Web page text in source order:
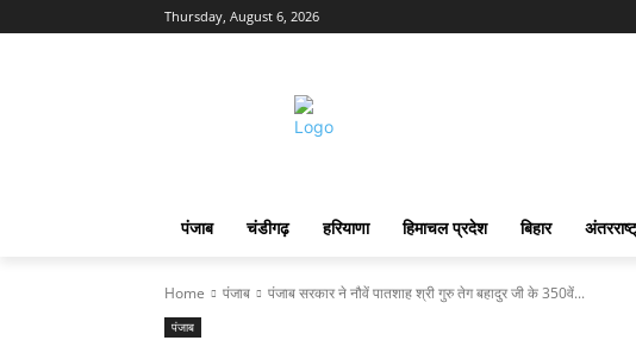
Thursday, August 6, 2026
पंजाब चंडीगढ़ हरियाणा हिमाचल प्रदेश बिहार
Home पंजाब पंजाब सरकार ने नौवें पातशाह श्री गुरु तेग बहादुर जी के 350वें...
पंजाब